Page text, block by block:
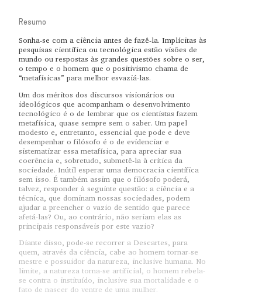
Resumo
Sonha-se com a ciência antes de fazê-la. Implícitas às
pesquisas científica ou tecnológica estão visões de
mundo ou respostas às grandes questões sobre o ser,
o tempo e o homem que o positivismo chama de
“metafísicas” para melhor esvaziá-las.
Um dos méritos dos discursos visionários ou
ideológicos que acompanham o desenvolvimento
tecnológico é o de lembrar que os cientistas fazem
metafísica, quase sempre sem o saber. Um papel
modesto e, entretanto, essencial que pode e deve
desempenhar o filósofo é o de evidenciar e
sistematizar essa metafísica, para apreciar sua
coerência e, sobretudo, submetê-la à crítica da
sociedade. Inútil esperar uma democracia científica
sem isso. É também assim que o filósofo poderá,
talvez, responder à seguinte questão: a ciência e a
técnica, que dominam nossas sociedades, podem
ajudar a preencher o vazio de sentido que parece
afetá-las? Ou, ao contrário, não seriam elas as
principais responsáveis por este vazio?
Diante disso, pode-se recorrer a Descartes, para
quem, através da ciência, cabe ao homem tornar-se
mestre e possuidor da natureza, inclusive humana. No
limite, a natureza torna-se artificial, o homem rebela-
se contra o instituído, inclusive sua mortalidade e o
fato de nascer do ventre de uma mulher.